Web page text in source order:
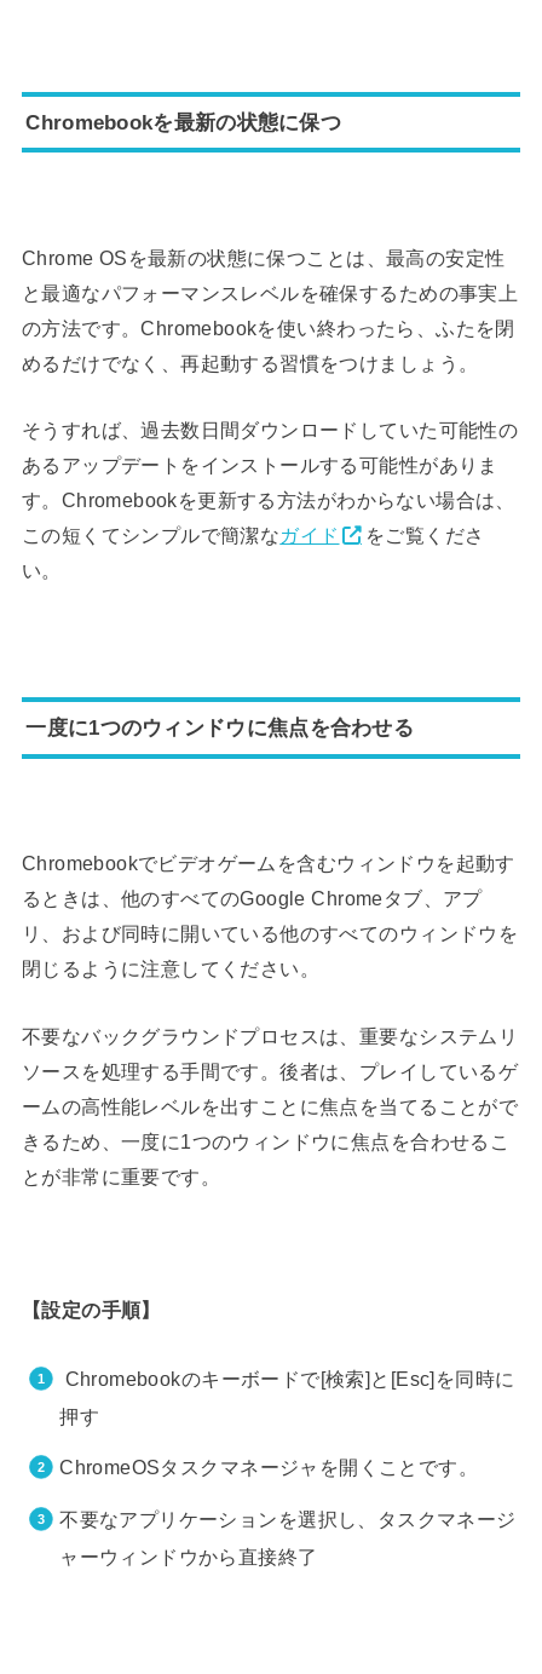
Chromebookを最新の状態に保つ
Chrome OSを最新の状態に保つことは、最高の安定性
と最適なパフォーマンスレベルを確保するための事実上
の方法です。Chromebookを使い終わったら、ふたを閉
めるだけでなく、再起動する習慣をつけましょう。
そうすれば、過去数日間ダウンロードしていた可能性の
あるアップデートをインストールする可能性がありま
す。Chromebookを更新する方法がわからない場合は、
この短くてシンプルで簡潔なガイド
をご覧くださ
い。
一度に1つのウィンドウに焦点を合わせる
Chromebookでビデオゲームを含むウィンドウを起動す
るときは、他のすべてのGoogle Chromeタブ、アプ
リ、および同時に開いている他のすべてのウィンドウを
閉じるように注意してください。
不要なバックグラウンドプロセスは、重要なシステムリ
ソースを処理する手間です。後者は、プレイしているゲ
ームの高性能レベルを出すことに焦点を当てることがで
きるため、一度に1つのウィンドウに焦点を合わせるこ
とが非常に重要です。
【設定の手順】
Chromebookのキーボードで[検索]と[Esc]を同時に
押す
ChromeOSタスクマネージャを開くことです。
不要なアプリケーションを選択し、タスクマネージ
ャーウィンドウから直接終了